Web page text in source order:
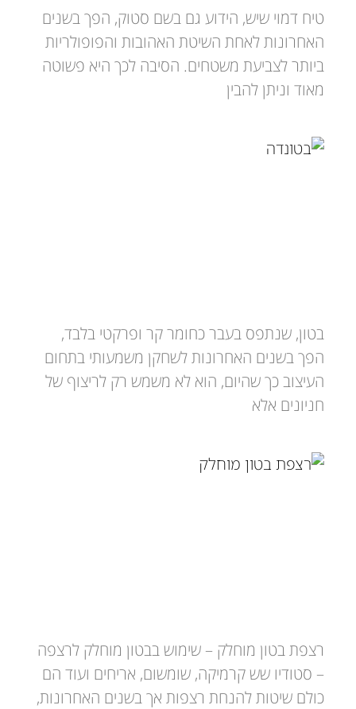
טיח דמוי שיש, הידוע גם בשם סטוק, הפך בשנים
האחרונות לאחת השיטת האהובות והפופולריות
ביותר לצביעת משטחים. הסיבה לכך היא פשוטה
מאוד וניתן להבין
בטון, שנתפס בעבר כחומר קר ופרקטי בלבד,
הפך בשנים האחרונות לשחקן משמעותי בתחום
העיצוב כך שהיום, הוא לא משמש רק לריצוף של
חניונים אלא
רצפת בטון מוחלק – שימוש בבטון מוחלק לרצפה
– סטודיו שש קרמיקה, שומשום, אריחים ועוד הם
כולם שיטות להנחת רצפות אך בשנים האחרונות,